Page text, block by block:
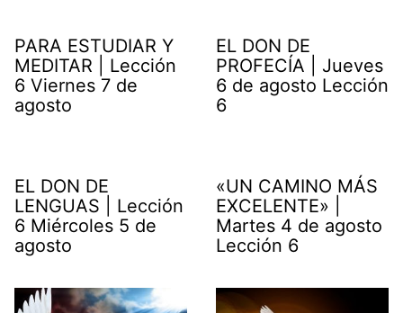
PARA ESTUDIAR Y
MEDITAR | Lección
6 Viernes 7 de
agosto
EL DON DE
PROFECÍA | Jueves
6 de agosto Lección
6
EL DON DE
LENGUAS | Lección
6 Miércoles 5 de
agosto
«UN CAMINO MÁS
EXCELENTE» |
Martes 4 de agosto
Lección 6